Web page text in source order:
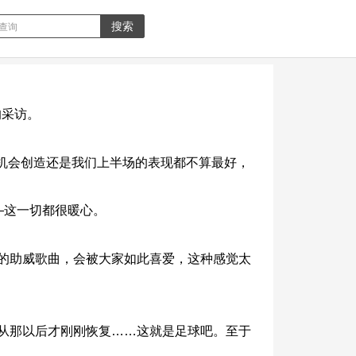
访。
创造还是我们上半场的表现都不算最好，
一切都很暖心。
威歌曲，会被大家如此喜爱，这种感觉太
那以后才刚刚恢复……这就是足球吧。至于